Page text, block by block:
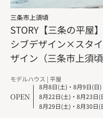
三条市上須頃
STORY【三条の平屋
シブデザイン×スタ
ザイン（三条市上須頃
モデルハウス | 平屋
OPEN
8月8日(土) ・ 8月9日(日)
8月22日(土) ・ 8月23日(
8月29日(土) ・ 8月30日(